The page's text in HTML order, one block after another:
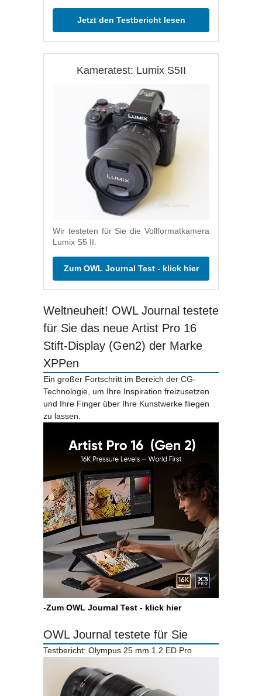
Jetzt den Testbericht lesen
Kameratest: Lumix S5II
Wir testeten für Sie die Vollformatkamera
Lumix S5 II.
Zum OWL Journal Test - klick hier
Weltneuheit! OWL Journal testete
für Sie das neue Artist Pro 16
Stift-Display (Gen2) der Marke
XPPen
Ein großer Fortschritt im Bereich der CG-
Technologie, um Ihre Inspiration freizusetzen
und Ihre Finger über Ihre Kunstwerke fliegen
zu lassen.
-Zum OWL Journal Test - klick hier
OWL Journal testete für Sie
Testbericht: Olympus 25 mm 1.2 ED Pro